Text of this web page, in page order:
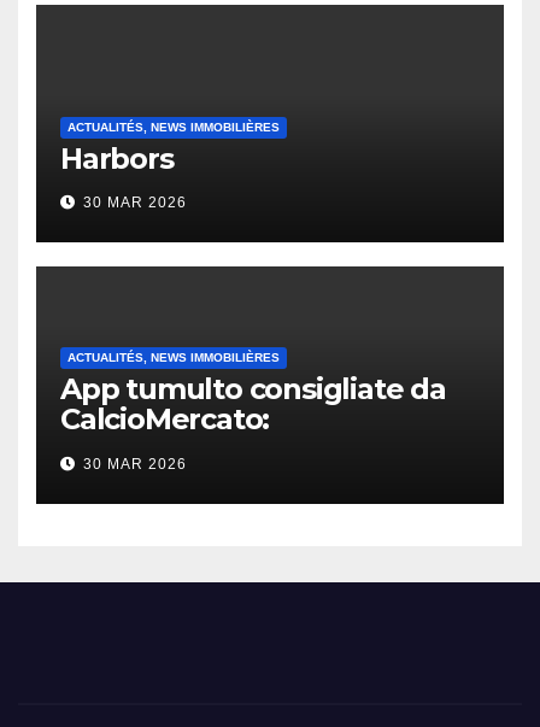
ACTUALITÉS, NEWS IMMOBILIÈRES
Harbors
30 MAR 2026
ACTUALITÉS, NEWS IMMOBILIÈRES
App tumulto consigliate da
CalcioMercato:
considerazione di gennaio
2026
30 MAR 2026